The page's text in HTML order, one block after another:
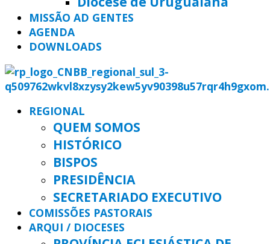
MISSÃO AD GENTES
AGENDA
DOWNLOADS
REGIONAL
QUEM SOMOS
HISTÓRICO
BISPOS
PRESIDÊNCIA
SECRETARIADO EXECUTIVO
COMISSÕES PASTORAIS
ARQUI / DIOCESES